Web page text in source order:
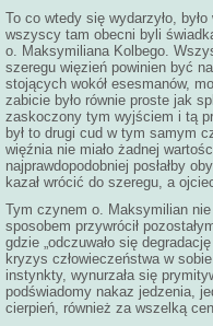
To co wtedy się wydarzyło,
wszyscy tam obecni byli
o. Maksymiliana Kolbego.
szeregu więzień powinien być
stojących wokół esesmanów,
zabicie było równie proste jak
zaskoczony tym wyjściem i tą
był to drugi cud w tym samym
więźnia nie miało żadnej
najprawdopodobniej posłałby
kazał wrócić do szeregu, a
Tym czynem o. Maksymilian
sposobem przywrócił
gdzie „odczuwało się
kryzys człowieczeństwa w
instynkty, wynurzała się
podświadomy nakaz jedzenia,
cierpień, również za wszelką